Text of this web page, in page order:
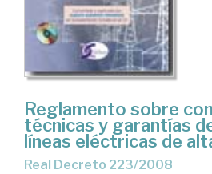
Reglamento sobre
técnicas y garantías
líneas eléctricas de
Real Decreto 223/2008